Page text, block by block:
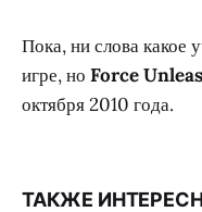
Пока, ни слова какое
игре, но Force
октября 2010 года.
ТАКЖЕ